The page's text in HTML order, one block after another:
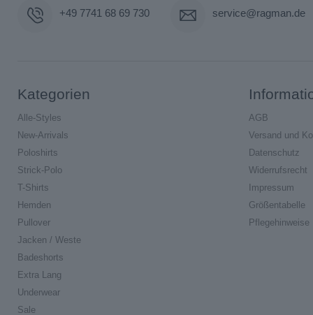
+49 7741 68 69 730 service@ragman.de
Kategorien
Alle-Styles
New-Arrivals
Poloshirts
Strick-Polo
T-Shirts
Hemden
Pullover
Jacken / Weste
Badeshorts
Extra Lang
Underwear
Sale
AGB
Versand und
Datenschutz
Widerrufsrecht
Impressum
Größentabelle
Pflegehinweise